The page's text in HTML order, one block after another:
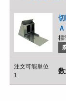
標
注文可能単位
1